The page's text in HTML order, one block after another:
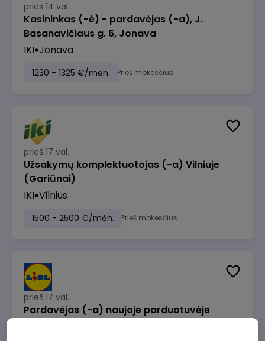
prieš 14 val.
Kasininkas (-ė) - pardavėjas (-a), J.
Basanavičiaus g. 6, Jonava
IKI Jonava
1230 - 1325 €/mėn. Prieš mokesčius
prieš 17 val.
Užsakymų komplektuotojas (-a) Vilniuje
(Gariūnai)
IKI Vilnius
1500 - 2500 €/mėn. Prieš mokesčius
prieš 17 val.
Pardavėjas (-a) naujoje parduotuvėje